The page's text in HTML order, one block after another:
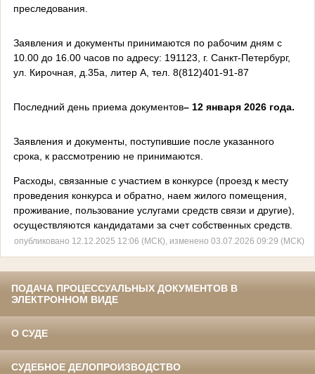
преследования.
Заявления и документы принимаются по рабочим дням с
10.00 до 16.00 часов по адресу: 191123, г. Санкт-Петербург,
ул. Кирочная, д.35а, литер А, тел. 8(812)401-91-87
Последний день приема документов– 12 января 2026 года.
Заявления и документы, поступившие после указанного
срока, к рассмотрению не принимаются.
Расходы, связанные с участием в конкурсе (проезд к месту
проведения конкурса и обратно, наем жилого помещения,
проживание, пользование услугами средств связи и другие),
осуществляются кандидатами за счет собственных средств.
опубликовано 12.12.2025 12:06 (МСК), изменено 03.07.2026 09:29 (МСК)
ПОДАЧА ПРОЦЕССУАЛЬНЫХ ДОКУМЕНТОВ В
ЭЛЕКТРОННОМ ВИДЕ
О СУДЕ
СУДЕБНОЕ ДЕЛОПРОИЗВОДСТВО